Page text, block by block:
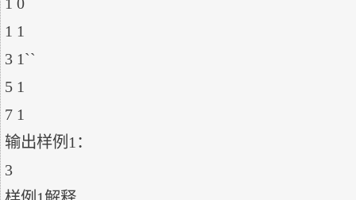
1 0
1 1
3 1``
5 1
7 1
输出样例1：
3